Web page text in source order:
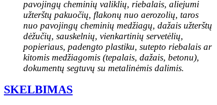
pavojingų cheminių valiklių, riebalais, aliejumi
užterštų pakuočių, flakonų nuo aerozolių, taros
nuo pavojingų cheminių medžiagų, dažais užterštų
dėžučių, sauskelnių, vienkartinių servetėlių,
popieriaus, padengto plastiku, sutepto riebalais ar
kitomis medžiagomis (tepalais, dažais, betonu),
dokumentų segtuvų su metalinėmis dalimis.
SKELBIMAS